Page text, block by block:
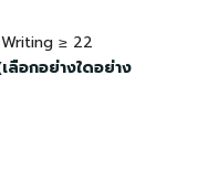
≥ 22
อกอย่างใดอย่าง